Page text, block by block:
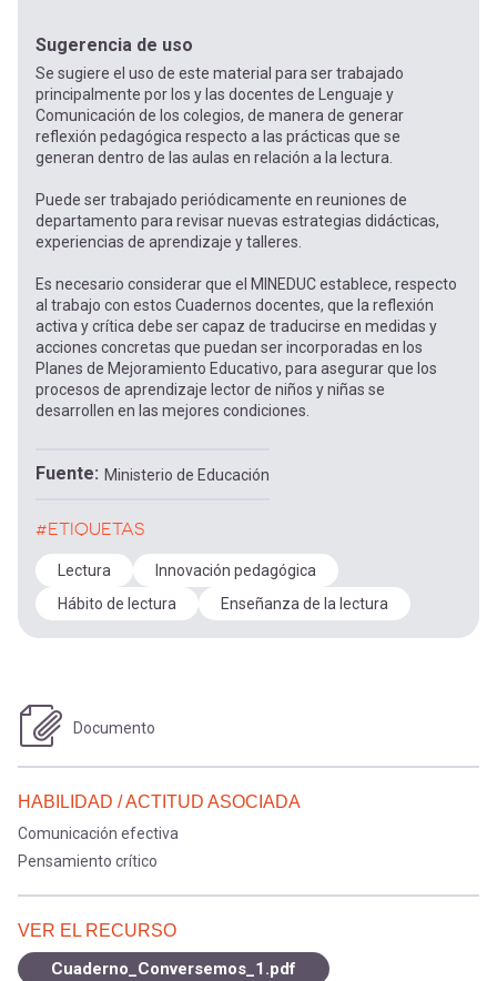
Sugerencia de uso
Se sugiere el uso de este material para ser trabajado
principalmente por los y las docentes de Lenguaje y
Comunicación de los colegios, de manera de generar
reflexión pedagógica respecto a las prácticas que se
generan dentro de las aulas en relación a la lectura.
Puede ser trabajado periódicamente en reuniones de
departamento para revisar nuevas estrategias didácticas,
experiencias de aprendizaje y talleres.
Es necesario considerar que el MINEDUC establece, respecto
al trabajo con estos Cuadernos docentes, que la reflexión
activa y crítica debe ser capaz de traducirse en medidas y
acciones concretas que puedan ser incorporadas en los
Planes de Mejoramiento Educativo, para asegurar que los
procesos de aprendizaje lector de niños y niñas se
desarrollen en las mejores condiciones.
Fuente Ministerio de Educación
#ETIQUETAS
Lectura
Innovación pedagógica
Hábito de lectura
Enseñanza de la lectura
Documento
HABILIDAD / ACTITUD ASOCIADA
Comunicación efectiva
Pensamiento crítico
VER EL RECURSO
Cuaderno_Conversemos_1.pdf